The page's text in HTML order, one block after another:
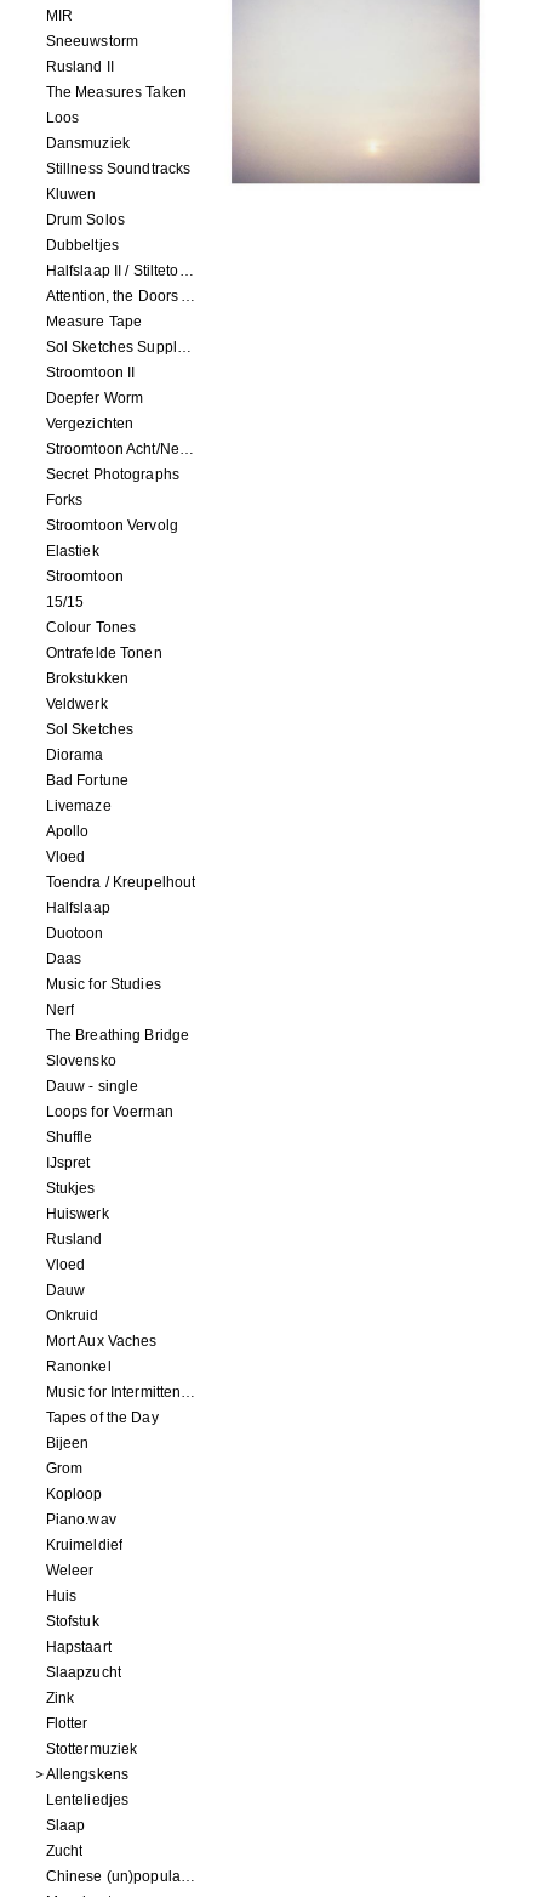
MIR
Sneeuwstorm
Rusland II
The Measures Taken
Loos
Dansmuziek
Stillness Soundtracks
Kluwen
Drum Solos
Dubbeltjes
Halfslaap II / Stiltetonen
Attention, the Doors Are Closing!
Measure Tape
Sol Sketches Supplement
Stroomtoon II
Doepfer Worm
Vergezichten
Stroomtoon Acht/Negen+Tien/Elf
Secret Photographs
Forks
Stroomtoon Vervolg
Elastiek
Stroomtoon
15/15
Colour Tones
Ontrafelde Tonen
Brokstukken
Veldwerk
Sol Sketches
Diorama
Bad Fortune
Livemaze
Apollo
Vloed
Toendra / Kreupelhout
Halfslaap
Duotoon
Daas
Music for Studies
Nerf
The Breathing Bridge
Slovensko
Dauw - single
Loops for Voerman
Shuffle
IJspret
Stukjes
Huiswerk
Rusland
Vloed
Dauw
Onkruid
Mort Aux Vaches
Ranonkel
Music for Intermittent Movements
Tapes of the Day
Bijeen
Grom
Koploop
Piano.wav
Kruimeldief
Weleer
Huis
Stofstuk
Hapstaart
Slaapzucht
Zink
Flotter
Stottermuziek
Allengskens
Lenteliedjes
Slaap
Zucht
Chinese (un)popular song